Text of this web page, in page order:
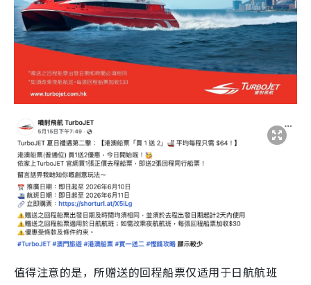
值得注意的是，所赠送的回程船票仅适用于日航航班